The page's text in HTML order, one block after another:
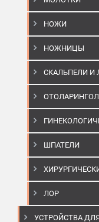
НОЖИ
НОЖНИЦЫ
СКАЛЬПЕЛИ И
ШПАТЕЛИ
ЛОР
УСТРОЙСТВА